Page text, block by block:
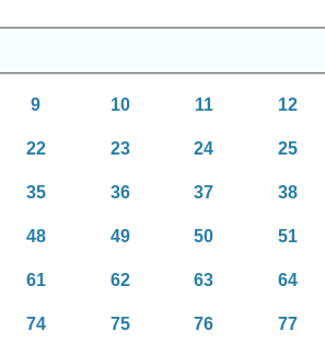
9 10 11 12
22 23 24 25
35 36 37 38
48 49 50 51
61 62 63 64
74 75 76 77